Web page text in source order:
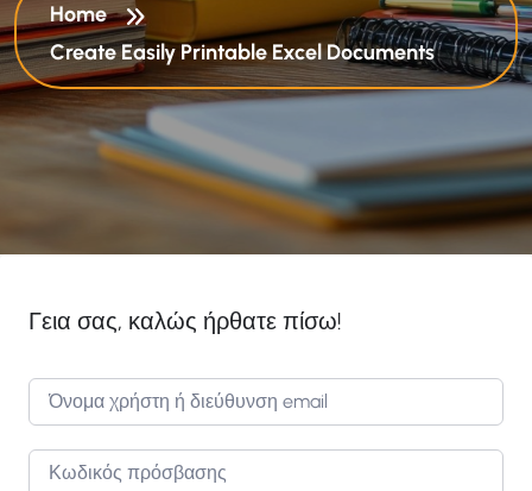
Home
Create Easily Printable Excel Documents
Γεια σας, καλώς ήρθατε πίσω!